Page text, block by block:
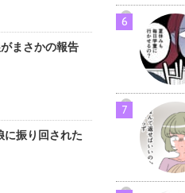
まさかの報告
に振り回された